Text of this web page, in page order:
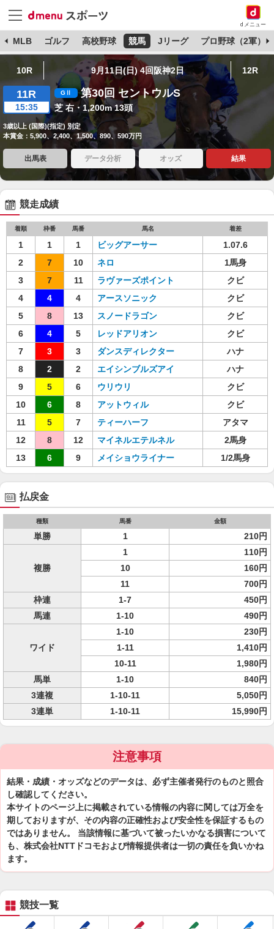
dメニュー
MLB ゴルフ 高校野球 競馬 Jリーグ プロ野球（2軍）
10R 9月11日(日) 4回阪神2日 12R
11R
15:35
第30回 セントウルS
芝 右・1,200m 13頭
3歳以上 (国際)(指定) 別定
本賞金：5,900、2,400、1,500、890、590万円
出馬表 データ分析 オッズ 結果
競走成績
着順 枠番 馬番 馬名 着差
1 1 1 ビッグアーサー
1.07.6
2
7 10 ネロ
1馬身
3
7 11 ラヴァーズポイント
クビ
4
4 4 アースソニック
クビ
5
8 13 スノードラゴン
クビ
6
4 5 レッドアリオン
クビ
7
3 3 ダンスディレクター
ハナ
8
2 2 エイシンブルズアイ
ハナ
9
5 6 ウリウリ
クビ
10
6 8 アットウィル
クビ
11
5 7 ティーハーフ
アタマ
12
8 12 マイネルエテルネル
2馬身
13
6 9 メイショウライナー 1/2馬身
払戻金
種類 馬番 金額
単勝 1 210円
複勝
1
110円
10
160円
11
700円
枠連
1-7
450円
馬連
1-10 490円
ワイド
1-10
230円
1-11
1,410円
10-11
1,980円
馬単
1-10
840円
3連複
1-10-11
5,050円
3連単
1-10-11 15,990円
注意事項
結果・成績・オッズなどのデータは、必ず主催者発行のものと照合
し確認してください。
本サイトのページ上に掲載されている情報の内容に関しては万全を
期しておりますが、その内容の正確性および安全性を保証するもの
ではありません。 当該情報に基づいて被ったいかなる損害について
も、株式会社NTTドコモおよび情報提供者は一切の責任を負いかね
ます。
競技一覧